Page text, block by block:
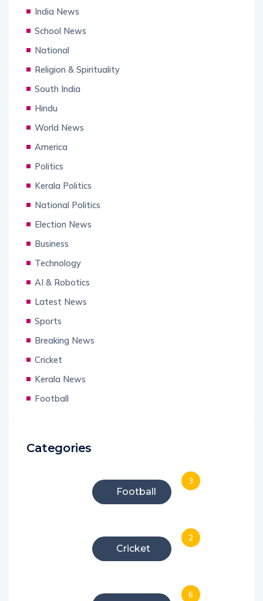
India News
School News
National
Religion & Spirituality
South India
Hindu
World News
America
Politics
Kerala Politics
National Politics
Election News
Business
Technology
AI & Robotics
Latest News
Sports
Breaking News
Cricket
Kerala News
Football
Categories
Football
3
Cricket
2
6